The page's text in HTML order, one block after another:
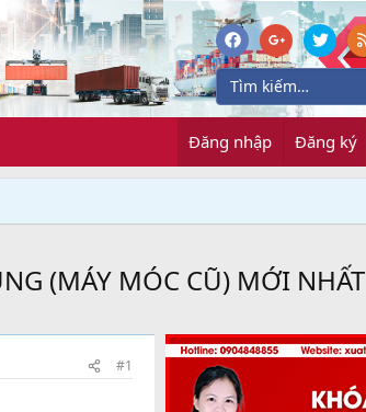
Đăng nhập Đăng ký
(MÁY MÓC CŨ) MỚI NHẤT
#1